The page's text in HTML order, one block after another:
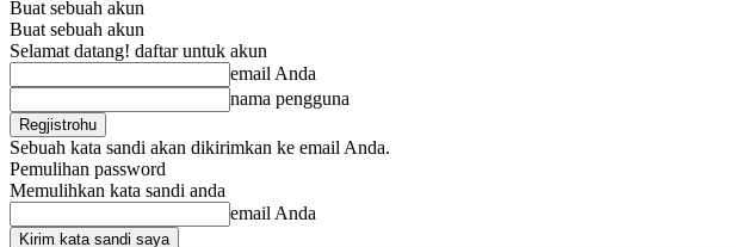
Buat sebuah akun
Buat sebuah akun
Selamat datang! daftar untuk akun
email Anda
nama pengguna
Sebuah kata sandi akan dikirimkan ke email Anda.
Pemulihan password
Memulihkan kata sandi anda
email Anda